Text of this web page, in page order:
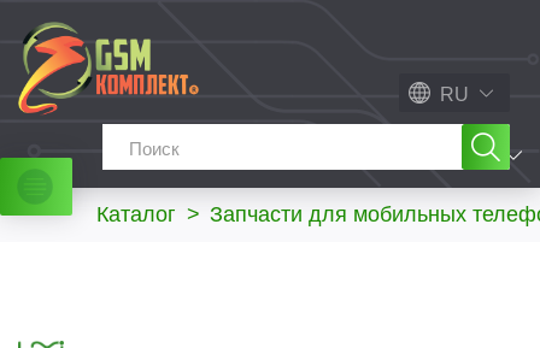
RU
МЕНЮ
Каталог > Запчасти для мобильных